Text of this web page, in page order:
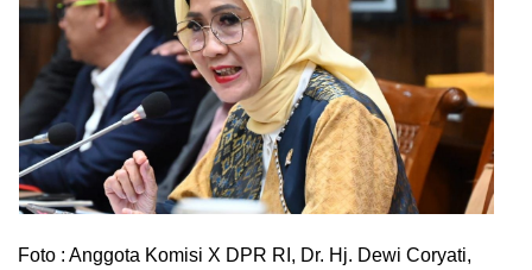
Foto : Anggota Komisi X DPR RI, Dr. Hj. Dewi Coryati,